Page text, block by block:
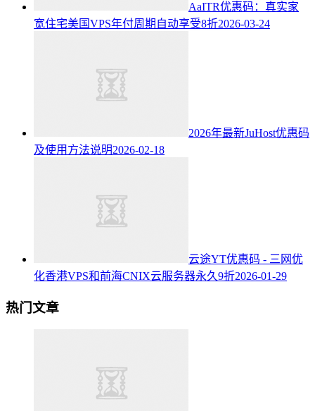
AaITR优惠码：真实家
宽住宅美国VPS年付周期自动享受8折2026-03-24
2026年最新JuHost优惠码
及使用方法说明2026-02-18
云途YT优惠码 - 三网优
化香港VPS和前海CNIX云服务器永久9折2026-01-29
热门文章